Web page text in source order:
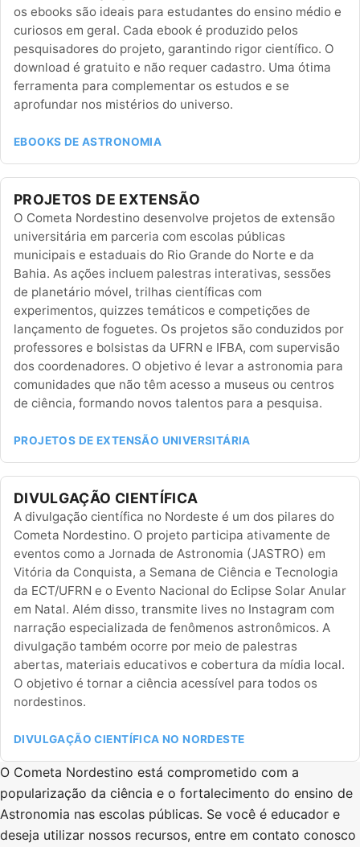
os ebooks são ideais para estudantes do ensino médio e
curiosos em geral. Cada ebook é produzido pelos
pesquisadores do projeto, garantindo rigor científico. O
download é gratuito e não requer cadastro. Uma ótima
ferramenta para complementar os estudos e se
aprofundar nos mistérios do universo.
EBOOKS DE ASTRONOMIA
PROJETOS DE EXTENSÃO
O Cometa Nordestino desenvolve projetos de extensão
universitária em parceria com escolas públicas
municipais e estaduais do Rio Grande do Norte e da
Bahia. As ações incluem palestras interativas, sessões
de planetário móvel, trilhas científicas com
experimentos, quizzes temáticos e competições de
lançamento de foguetes. Os projetos são conduzidos por
professores e bolsistas da UFRN e IFBA, com supervisão
dos coordenadores. O objetivo é levar a astronomia para
comunidades que não têm acesso a museus ou centros
de ciência, formando novos talentos para a pesquisa.
PROJETOS DE EXTENSÃO UNIVERSITÁRIA
DIVULGAÇÃO CIENTÍFICA
A divulgação científica no Nordeste é um dos pilares do
Cometa Nordestino. O projeto participa ativamente de
eventos como a Jornada de Astronomia (JASTRO) em
Vitória da Conquista, a Semana de Ciência e Tecnologia
da ECT/UFRN e o Evento Nacional do Eclipse Solar Anular
em Natal. Além disso, transmite lives no Instagram com
narração especializada de fenômenos astronômicos. A
divulgação também ocorre por meio de palestras
abertas, materiais educativos e cobertura da mídia local.
O objetivo é tornar a ciência acessível para todos os
nordestinos.
DIVULGAÇÃO CIENTÍFICA NO NORDESTE
O Cometa Nordestino está comprometido com a
popularização da ciência e o fortalecimento do ensino de
Astronomia nas escolas públicas. Se você é educador e
deseja utilizar nossos recursos, entre em contato conosco